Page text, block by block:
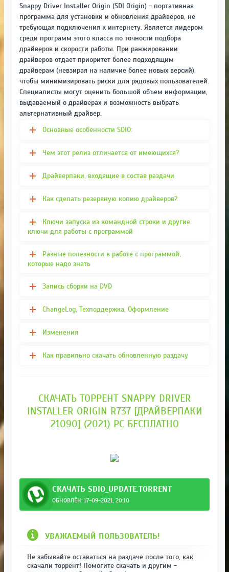
Snappy Driver Installer Origin (SDI Origin) - портативная
программа для установки и обновления драйверов, не
требующая подключения к интернету. Является лидером
среди программ этого класса по точности подбора
драйверов и скорости работы. При ранжировании
драйверов отдает приоритет более подходящим
драйверам (невзирая на наличие более новых версий),
чтобы минимизировать риски для рядовых пользователей.
Специалисты могут оценить большой объем информации,
выдаваемый о драйверах и возможность выбрать
альтернативный драйвер.
Основные особенности SDIO:
Чем этот релиз отличается от имеющихся?
Драйверпаки, входящие в состав раздачи
Как сделать резервную копию драйверов?
Ключи запуска из командной строки и другие
ключи для работы с программой
Разные полезности в работе с программой,
которые надо знать
Запись сборки на DVD
ChangeLog, Техподдержка, Оформление
Изменения
Как правильно скачать обновленную раздачу
СКАЧАТЬ ТОРРЕНТ SNAPPY DRIVER
INSTALLER ORIGIN R737 [ДРАЙВЕРПАКИ
21090] (2021) PC БЕСПЛАТНО
СКАЧАТЬ SDIO_UPDATE.TORRENT
ОБНОВЛЁН: 17-09-2021, 20:10
УВАЖАЕМЫЙ ПОЛЬЗОВАТЕЛЬ!
Не забывайте оставаться на раздаче после того, как
скачали торрент! Помогите скачать и другим -